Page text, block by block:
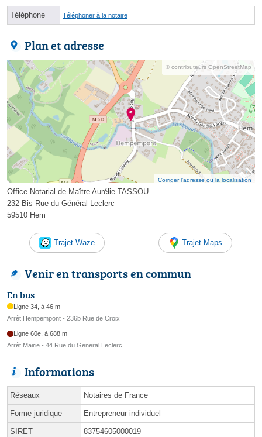
Téléphone Téléphoner à la notaire
Plan et adresse
© contributeurs OpenStreetMap
Corriger l’adresse ou la localisation
Office Notarial de Maître Aurélie TASSOU
232 Bis Rue du Général Leclerc
59510 Hem
Trajet Waze Trajet Maps
Venir en transports en commun
En bus
Ligne 34, à 46 m
Arrêt Hempempont - 236b Rue de Croix
Ligne 60e, à 688 m
Arrêt Mairie - 44 Rue du General Leclerc
Informations
Réseaux Notaires de France
Forme juridique Entrepreneur individuel
SIRET 83754605000019